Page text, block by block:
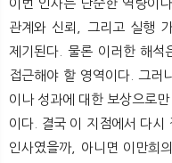
이번 인사는 단순한 역량이
관계와 신뢰, 그리고 실행
제기된다. 물론 이러한 해석
접근해야 할 영역이다. 그러
이나 성과에 대한 보상으로
이다. 결국 이 지점에서 다시
인사였을까, 아니면 이만희